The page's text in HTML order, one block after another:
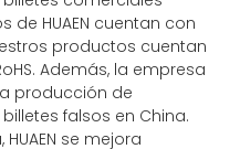
de HUAEN cuentan con
productos cuentan
Además, la empresa
producción de
falsos en China.
se mejora